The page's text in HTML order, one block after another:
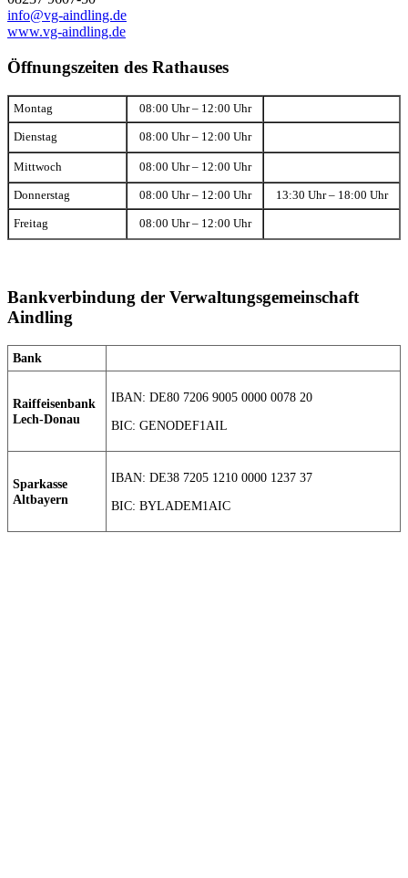
info@vg-aindling.de
www.vg-aindling.de
Öffnungszeiten des Rathauses
Montag 08:00 Uhr – 12:00 Uhr
Dienstag 08:00 Uhr – 12:00 Uhr
Mittwoch 08:00 Uhr – 12:00 Uhr
Donnerstag 08:00 Uhr – 12:00 Uhr 13:30 Uhr – 18:00 Uhr
Freitag 08:00 Uhr – 12:00 Uhr
Bankverbindung der Verwaltungsgemeinschaft
Aindling
Bank
Raiffeisenbank
Lech-Donau
IBAN: DE80 7206 9005 0000 0078 20
BIC: GENODEF1AIL
Sparkasse
Altbayern
IBAN: DE38 7205 1210 0000 1237 37
BIC: BYLADEM1AIC